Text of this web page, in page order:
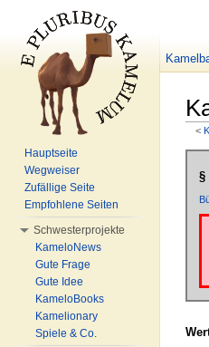
<
§
Hauptseite
Wegweiser
Zufällige Seite
Empfohlene Seiten
Schwesterprojekte
KameloNews
Gute Frage
Gute Idee
KameloBooks
Kamelionary
Spiele & Co.